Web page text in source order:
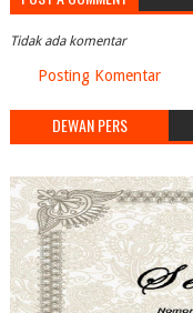
Tidak ada komentar
Posting Komentar
DEWAN PERS